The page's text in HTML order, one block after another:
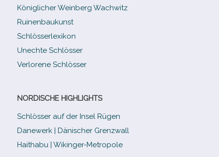
Königlicher Weinberg Wachwitz
Ruinenbaukunst
Schlösserlexikon
Unechte Schlösser
Verlorene Schlösser
NORDISCHE HIGHLIGHTS
Schlösser auf der Insel Rügen
Danewerk | Dänischer Grenzwall
Haithabu | Wikinger-Metropole